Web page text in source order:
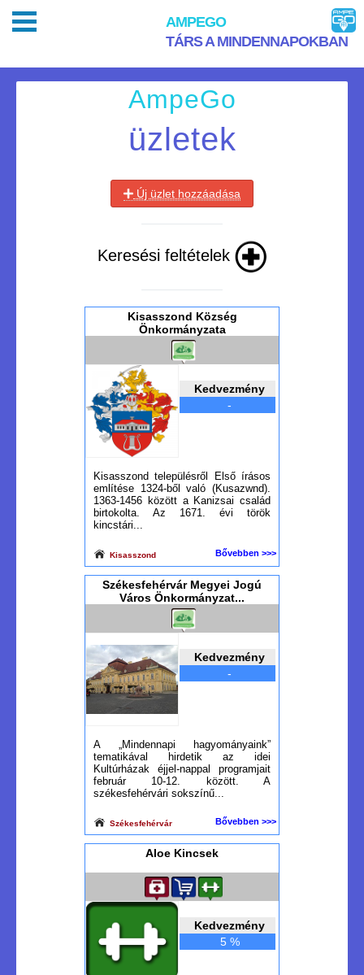
AMPEGO
TÁRS A MINDENNAPOKBAN
AmpeGo
üzletek
Új üzlet hozzáadása
Keresési feltételek
Kisasszond Község
Önkormányzata
Kedvezmény
-
Kisasszond településről Első írásos
említése 1324-ből való (Kusazwnd).
1363-1456 között a Kanizsai család
birtokolta. Az 1671. évi török
kincstári...
Kisasszond Bővebben >>>
Székesfehérvár Megyei Jogú
Város Önkormányzat...
Kedvezmény
-
A „Mindennapi hagyományaink”
tematikával hirdetik az idei
Kultúrházak éjjel-nappal programjait
február 10-12. között. A
székesfehérvári sokszínű...
Székesfehérvár Bővebben >>>
Aloe Kincsek
Kedvezmény
5 %